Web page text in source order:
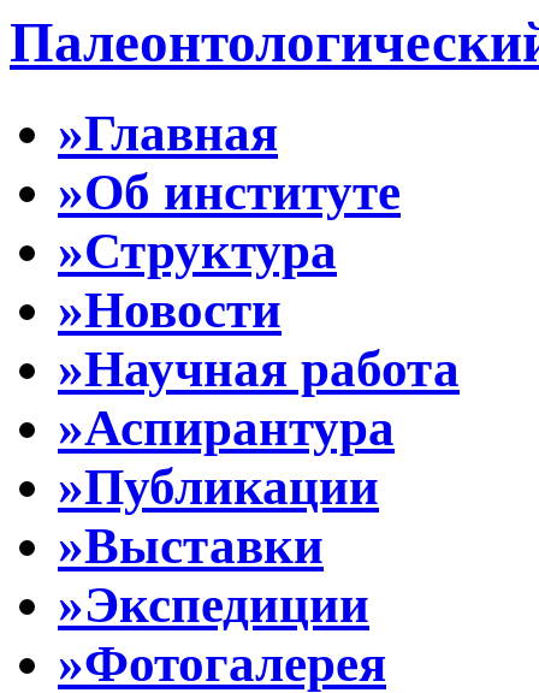
»Главная
»Об институте
»Структура
»Новости
»Научная работа
»Аспирантура
»Публикации
»Выставки
»Экспедиции
»Фотогалерея